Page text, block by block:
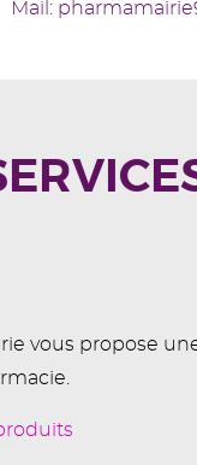
Mail:
vous propose